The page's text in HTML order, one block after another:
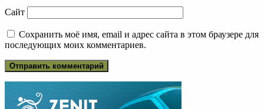
Сайт
Сохранить моё имя, email и адрес сайта в этом браузере для
последующих моих комментариев.